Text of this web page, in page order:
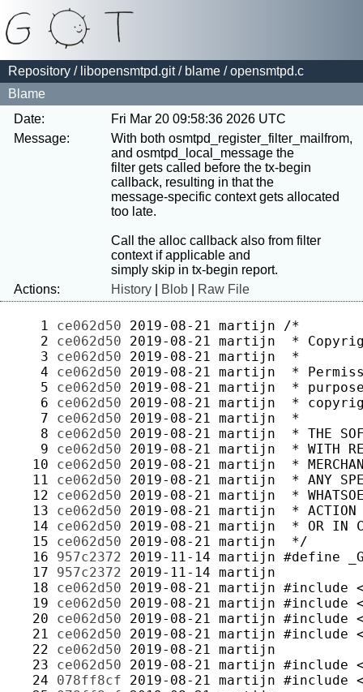
Repository / libopensmtpd.git/ blame / opensmtpd.c
Blame
Date:
Fri Mar 20 09:58:36 2026 UTC
Message:
With both osmtpd_register_filter_mailfrom,
and osmtpd_local_message the
filter gets called before the tx-begin
callback, resulting in that the
message-specific context gets allocated
too late.
Call the alloc callback also from filter
context if applicable and
Actions:
History Blob Raw File
   1
ce062d50 2019-08-21 martijn
   2
ce062d50 2019-08-21 martijn
   3
ce062d50 2019-08-21 martijn
   4
ce062d50 2019-08-21 martijn
   5
ce062d50 2019-08-21 martijn
   6
ce062d50 2019-08-21 martijn
   7
ce062d50 2019-08-21 martijn
   8
ce062d50 2019-08-21 martijn
   9
ce062d50 2019-08-21 martijn
  10
ce062d50 2019-08-21 martijn
  11
ce062d50 2019-08-21 martijn
  12
ce062d50 2019-08-21 martijn
  13
ce062d50 2019-08-21 martijn
  14
ce062d50 2019-08-21 martijn
  15
ce062d50 2019-08-21 martijn
  16
957c2372 2019-11-14 martijn
  17
957c2372 2019-11-14 martijn
  18
ce062d50 2019-08-21 martijn
  19
ce062d50 2019-08-21 martijn
  20
ce062d50 2019-08-21 martijn
  21
ce062d50 2019-08-21 martijn
  22
ce062d50 2019-08-21 martijn
  23
ce062d50 2019-08-21 martijn
  24
078ff8cf 2019-08-21 martijn